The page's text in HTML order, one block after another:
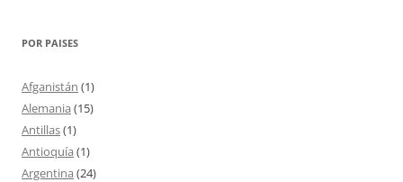
POR PAISES
Afganistán (1)
Alemania (15)
Antillas(1)
Antioquía (1)
Argentina (24)